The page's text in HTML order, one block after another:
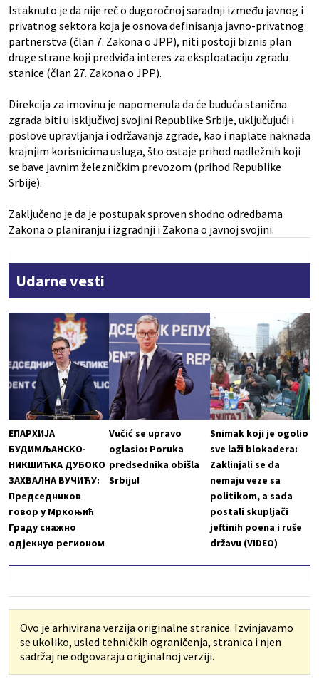
Istaknuto je da nije reč o dugoročnoj saradnji između javnog i
privatnog sektora koja je osnova definisanja javno-privatnog
partnerstva (član 7. Zakona o JPP), niti postoji biznis plan
druge strane koji predviđa interes za eksploataciju zgradu
stanice (član 27. Zakona o JPP).
Direkcija za imovinu je napomenula da će buduća stanična
zgrada biti u isključivoj svojini Republike Srbije, uključujući i
poslove upravljanja i održavanja zgrade, kao i naplate naknada
krajnjim korisnicima usluga, što ostaje prihod nadležnih koji
se bave javnim železničkim prevozom (prihod Republike
Srbije).
Zaključeno je da je postupak sproven shodno odredbama
Zakona o planiranju i izgradnji i Zakona o javnoj svojini.
Udarne vesti
ЕПАРХИЈА
БУДИМЉАНСКО-
НИКШИЋКА ДУБОКО
ЗАХВАЛНА ВУЧИЋУ:
Председников
говор у Мркоњић
Граду снажно
одјекнуо регионом
Vučić se upravo
oglasio: Poruka
predsednika obišla
Srbiju!
Snimak koji je ogolio
sve laži blokadera:
Zaklinjali se da
nemaju veze sa
politikom, a sada
postali skupljači
jeftinih poena i ruše
državu (VIDEO)
Ovo je arhivirana verzija originalne stranice. Izvinjavamo
se ukoliko, usled tehničkih ograničenja, stranica i njen
sadržaj ne odgovaraju originalnoj verziji.